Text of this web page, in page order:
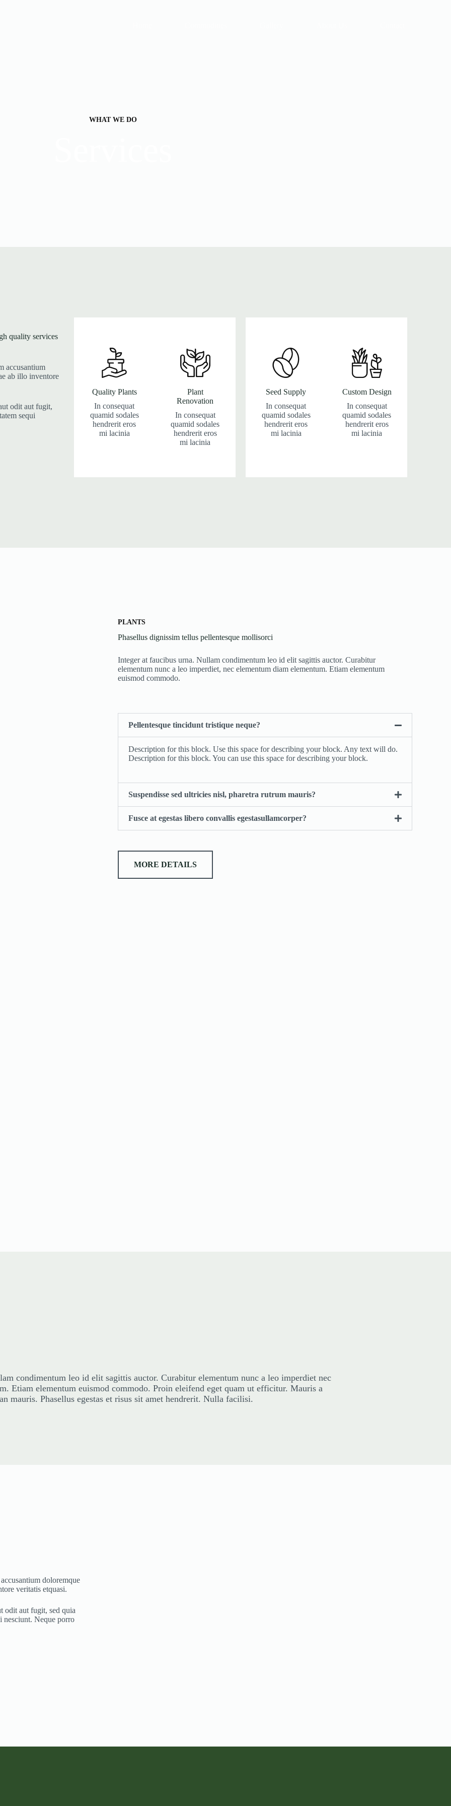
WHAT WE DO
quality services
accusantium
ab illo inventore
odit aut fugit,
sequi
Quality Plants
In consequat
quamid sodales
hendrerit eros
mi lacinia
Plant
Renovation
In consequat
quamid sodales
hendrerit eros
mi lacinia
Seed Supply
In consequat
quamid sodales
hendrerit eros
mi lacinia
Custom Design
In consequat
quamid sodales
hendrerit eros
mi lacinia
PLANTS
Phasellus dignissim tellus pellentesque mollisorci
Integer at faucibus urna. Nullam condimentum leo id elit sagittis auctor. Curabitur
elementum nunc a leo imperdiet, nec elementum diam elementum. Etiam elementum
euismod commodo.
Pellentesque tincidunt tristique neque?
Description for this block. Use this space for describing your block. Any text will do.
Description for this block. You can use this space for describing your block.
Suspendisse sed ultricies nisl, pharetra rutrum mauris?
Fusce at egestas libero convallis egestasullamcorper?
MORE DETAILS
condimentum leo id elit sagittis auctor. Curabitur elementum nunc a leo imperdiet nec
Etiam elementum euismod commodo. Proin eleifend eget quam ut efficitur. Mauris a
mauris. Phasellus egestas et risus sit amet hendrerit. Nulla facilisi.
doloremque
veritatis etquasi.
odit aut fugit, sed quia
nesciunt. Neque porro